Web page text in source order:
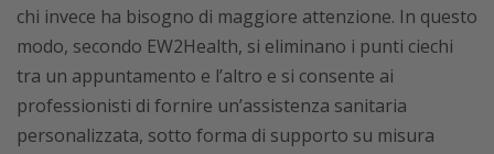
chi invece ha bisogno di maggiore attenzione. In questo
modo, secondo EW2Health, si eliminano i punti ciechi
tra un appuntamento e l’altro e si consente ai
professionisti di fornire un’assistenza sanitaria
personalizzata, sotto forma di supporto su misura